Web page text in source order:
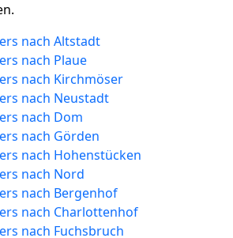
nach Altstadt
nach Plaue
nach Kirchmöser
nach Neustadt
nach Dom
nach Görden
nach Hohenstücken
nach Nord
nach Bergenhof
nach Charlottenhof
nach Fuchsbruch